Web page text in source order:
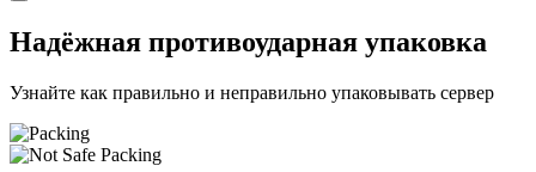
Надёжная противоударная упаковка
Узнайте как правильно и неправильно упаковывать сервер